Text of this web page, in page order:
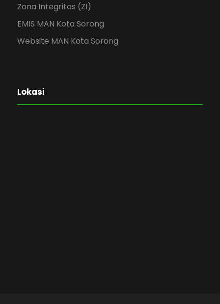
Zona Integritas (ZI)
EMIS MAN Kota Sorong
Website MAN Kota Sorong
Lokasi